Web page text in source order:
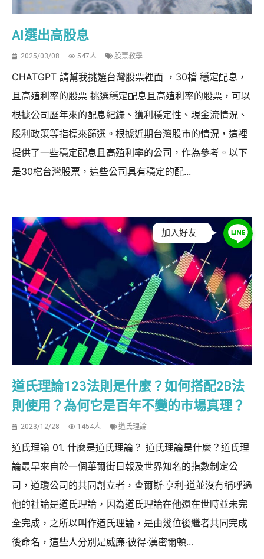
AI選出高股息
2025/03/08 547人 股票教學
CHATGPT 請幫我挑選台灣股票裡面 ，30檔 穩定配息，
且高殖利率的股票 挑選穩定配息且高殖利率的股票，可以
根據公司歷年來的配息紀錄、獲利穩定性、現金流情況、
股利政策等指標來篩選。根據近期台灣股市的情況，這裡
提供了一些穩定配息且高殖利率的公司，作為參考。以下
是30檔台灣股票，這些公司具有穩定的配...
道氏理論123法則是什麼？如何搭配2B法
則使用？為何它是百年不變的市場真理？
2023/12/28 1454人 道氏理論
道氏理論 01. 什麼是道氏理論？ 道氏理論是什麼？道氏理
論最早來自於一個華爾街日報及世界知名的指數制定公
司，道瓊公司的共同創立者，查爾斯‧亨利‧道並沒有稱呼過
他的社論是道氏理論，因為道氏理論在他還在世時並未完
全完成，之所以叫作道氏理論，是由幾位後繼者共同完成
後命名，這些人分別是威廉·彼得·漢密爾頓...
加入好友